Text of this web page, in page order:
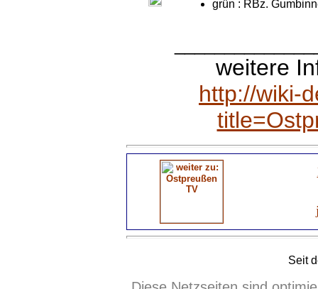
grün : RBz.
weitere
http://wiki-
Seit